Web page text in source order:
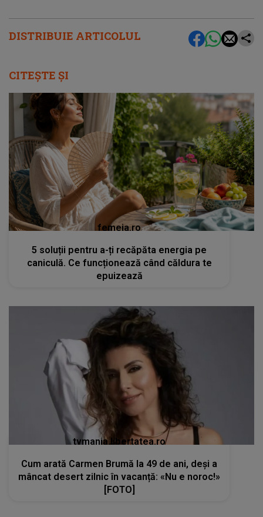
DISTRIBUIE ARTICOLUL
CITEȘTE ȘI
femeia.ro
5 soluții pentru a-ți recăpăta energia pe
caniculă. Ce funcționează când căldura te
epuizează
tvmania.libertatea.ro
Cum arată Carmen Brumă la 49 de ani, deși a
mâncat desert zilnic în vacanță: «Nu e noroc!»
[FOTO]